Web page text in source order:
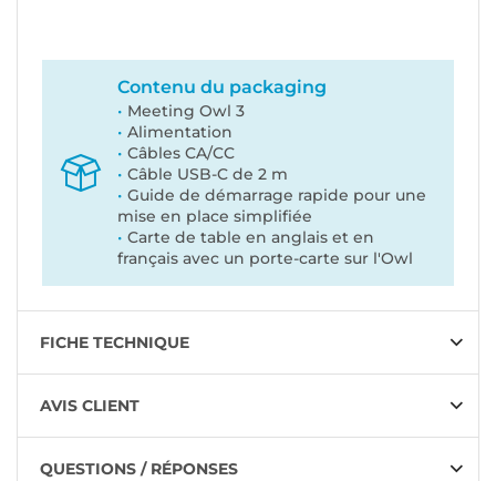
Contenu du packaging
Meeting Owl 3
Alimentation
Câbles CA/CC
Câble USB-C de 2 m
Guide de démarrage rapide pour une
mise en place simplifiée
Carte de table en anglais et en
français avec un porte-carte sur l'Owl
FICHE TECHNIQUE
AVIS CLIENT
QUESTIONS / RÉPONSES